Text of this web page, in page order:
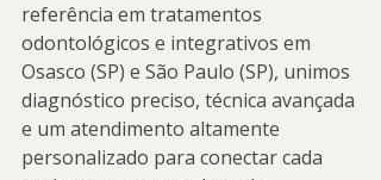
referência em tratamentos
odontológicos e integrativos em
Osasco (SP) e São Paulo (SP), unimos
diagnóstico preciso, técnica avançada
e um atendimento altamente
personalizado para conectar cada